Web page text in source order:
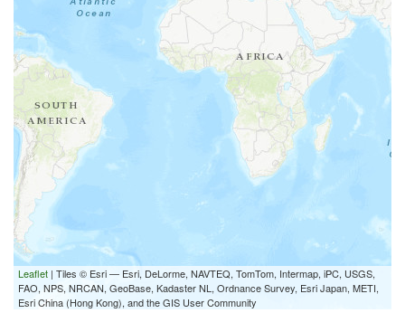
Leaflet | Tiles © Esri — Esri, DeLorme, NAVTEQ, TomTom, Intermap, iPC, USGS,
FAO, NPS, NRCAN, GeoBase, Kadaster NL, Ordnance Survey, Esri Japan, METI,
Esri China (Hong Kong), and the GIS User Community